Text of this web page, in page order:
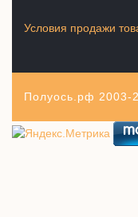
Условия продажи
Полуось.рф 2003-